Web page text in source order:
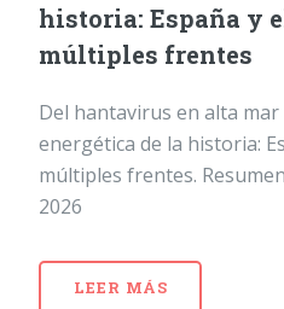
historia: España y
múltiples frentes
Del hantavirus en alta mar
energética de la historia:
múltiples frentes.
2026
LEER MÁS